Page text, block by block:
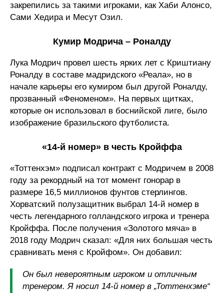
закрепились за такими игроками, как Хаби Алонсо,
Сами Хедира и Месут Озил.
Кумир Модрича – Роналду
Лука Модрич провел шесть ярких лет с Криштиану
Роналду в составе мадридского «Реала», но в
начале карьеры его кумиром был другой Роналду,
прозванный «Феноменом». На первых щитках,
которые он использовал в боснийской лиге, было
изображение бразильского футболиста.
«14-й номер» в честь Кройффа
«Тоттенхэм» подписал контракт с Модричем в 2008
году за рекордный на тот момент гонорар в
размере 16,5 миллионов фунтов стерлингов.
Хорватский полузащитник выбрал 14-й номер в
честь легендарного голландского игрока и тренера
Кройффа. После получения «Золотого мяча» в
2018 году Модрич сказал: «Для них большая честь
сравнивать меня с Кройфом». Он добавил:
Он был невероятным игроком и отличным
тренером. Я носил 14-й номер в „Тоттенхэме“